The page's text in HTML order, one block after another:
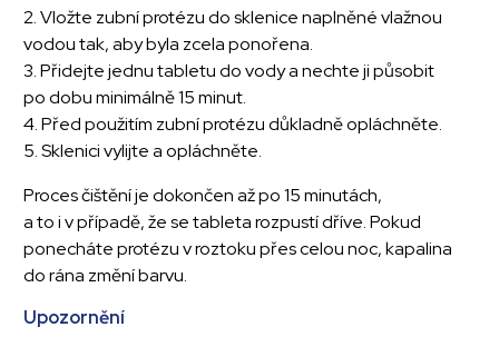
2. Vložte zubní protézu do sklenice naplněné vlažnou
vodou tak, aby byla zcela ponořena.
3. Přidejte jednu tabletu do vody a nechte ji působit
po dobu minimálně 15 minut.
4. Před použitím zubní protézu důkladně opláchněte.
5. Sklenici vylijte a opláchněte.
Proces čištění je dokončen až po 15 minutách,
a to i v případě, že se tableta rozpustí dříve. Pokud
ponecháte protézu v roztoku přes celou noc, kapalina
do rána změní barvu.
Upozornění